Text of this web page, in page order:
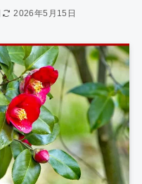
2026年5月15日